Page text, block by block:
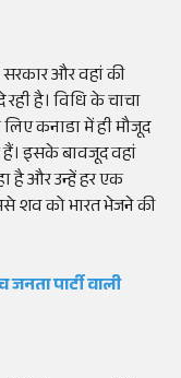
और वहां की
है। विधि के चाचा
कनाडा में ही मौजूद
इसके बावजूद वहां
है और उन्हें हर एक
शव को भारत भेजने की
पार्टी वाली